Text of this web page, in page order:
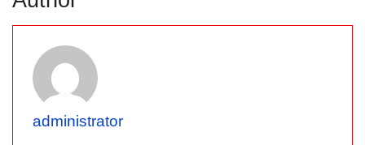
administrator